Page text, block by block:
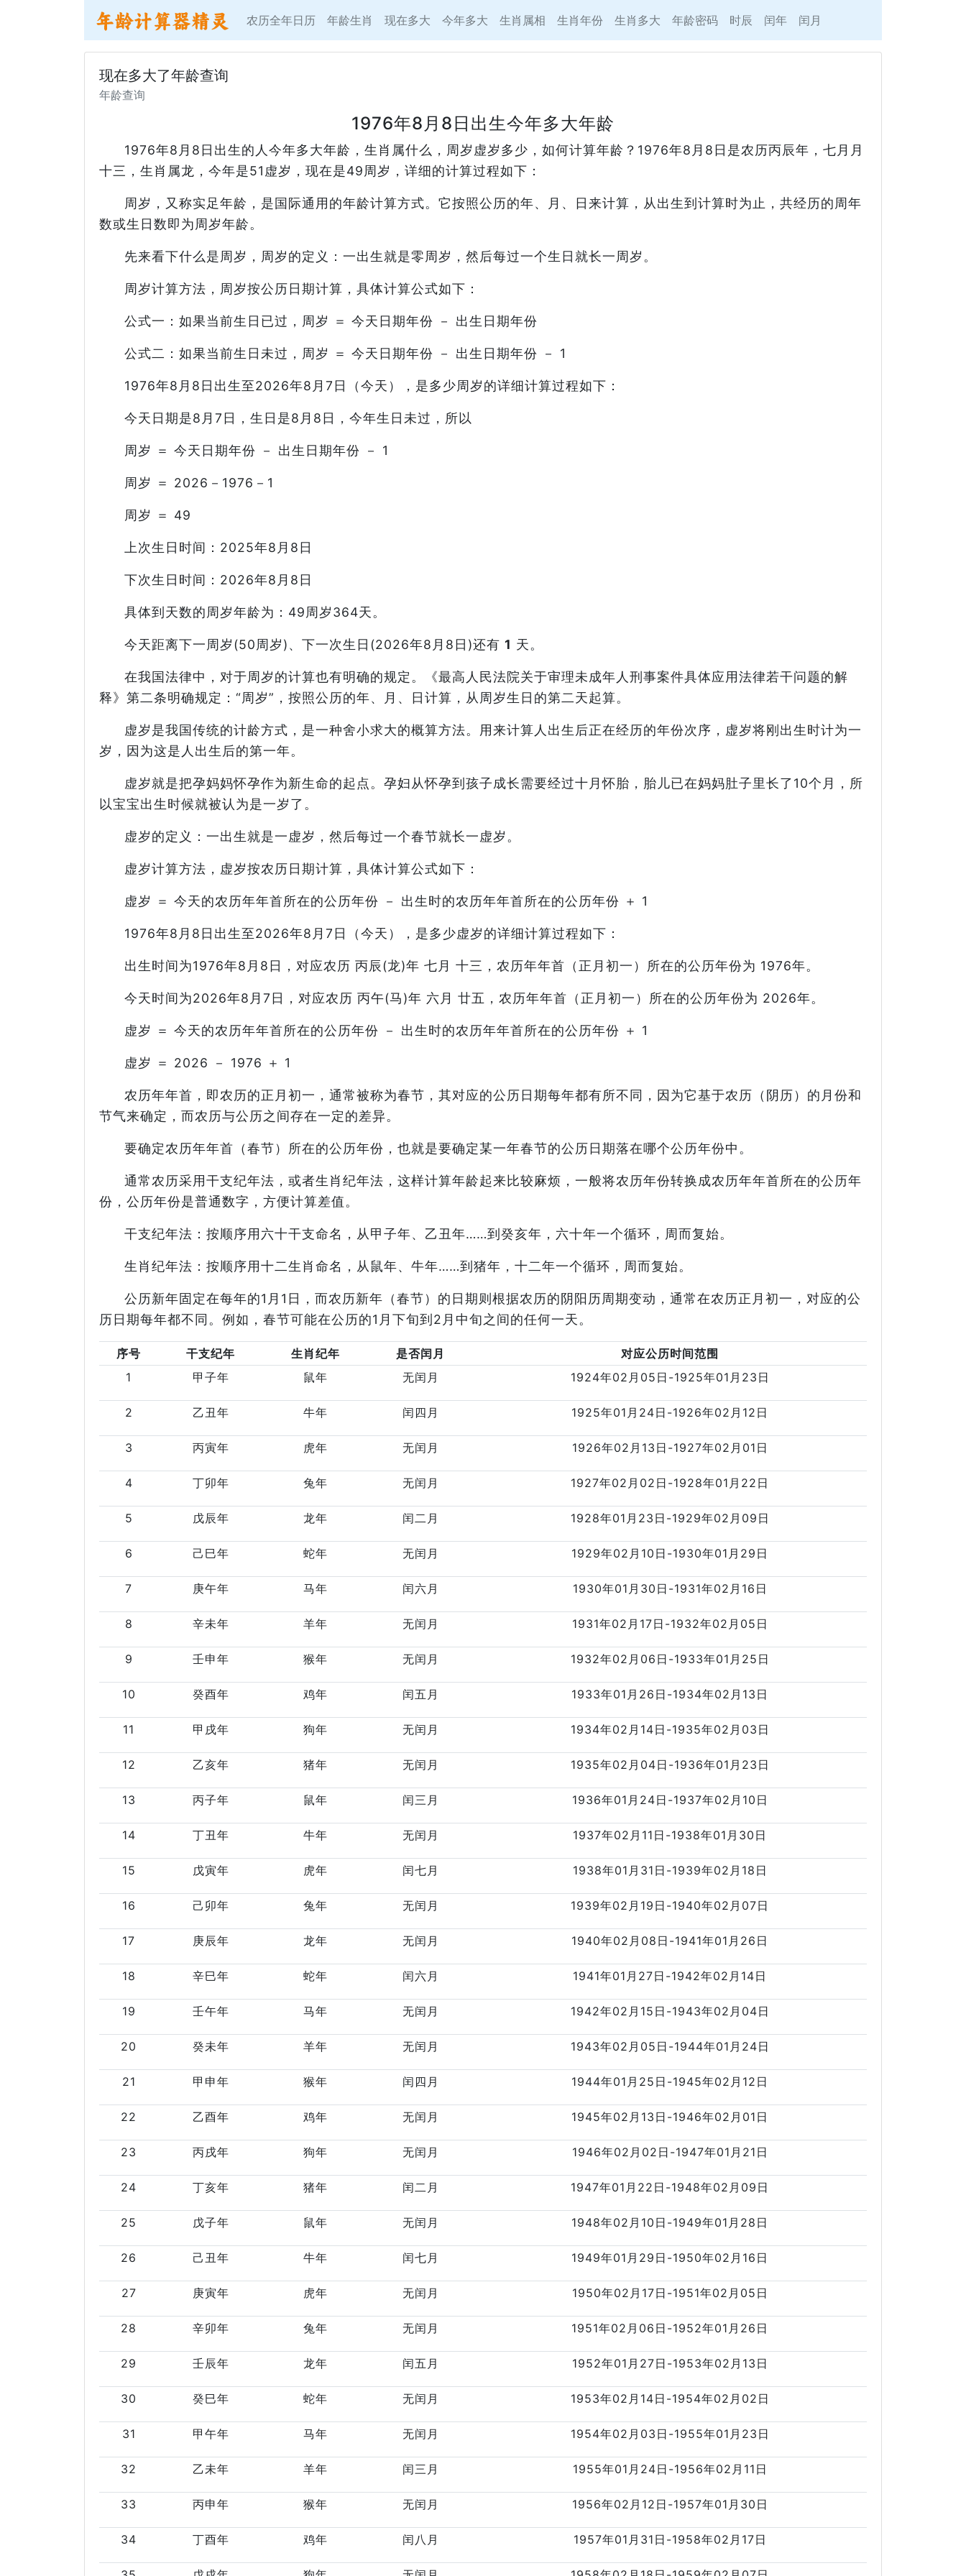
农历全年日历 年龄生肖 现在多大 今年多大 生肖属相 生肖年份 生肖多大 年龄密码 时辰 闰年 闰月
现在多大了年龄查询
年龄查询
1976年8月8日出生今年多大年龄
1976年8月8日出生的人今年多大年龄，生肖属什么，周岁虚岁多少，如何计算年龄？1976年8月8日是农历丙辰年，七月月
十三，生肖属龙，今年是51虚岁，现在是49周岁，详细的计算过程如下：
周岁，又称实足年龄，是国际通用的年龄计算方式。它按照公历的年、月、日来计算，从出生到计算时为止，共经历的周年
数或生日数即为周岁年龄。
先来看下什么是周岁，周岁的定义：一出生就是零周岁，然后每过一个生日就长一周岁。
周岁计算方法，周岁按公历日期计算，具体计算公式如下：
公式一：如果当前生日已过，周岁 ＝ 今天日期年份 － 出生日期年份
公式二：如果当前生日未过，周岁 ＝ 今天日期年份 － 出生日期年份 － 1
1976年8月8日出生至2026年8月7日（今天），是多少周岁的详细计算过程如下：
今天日期是8月7日，生日是8月8日，今年生日未过，所以
周岁 ＝ 今天日期年份 － 出生日期年份 － 1
周岁 ＝ 2026－1976－1
周岁 ＝ 49
上次生日时间：2025年8月8日
下次生日时间：2026年8月8日
具体到天数的周岁年龄为：49周岁364天。
今天距离下一周岁(50周岁)、下一次生日(2026年8月8日)还有1 天。
在我国法律中，对于周岁的计算也有明确的规定。《最高人民法院关于审理未成年人刑事案件具体应用法律若干问题的解
释》第二条明确规定：“周岁”，按照公历的年、月、日计算，从周岁生日的第二天起算。
虚岁是我国传统的计龄方式，是一种舍小求大的概算方法。用来计算人出生后正在经历的年份次序，虚岁将刚出生时计为一
岁，因为这是人出生后的第一年。
虚岁就是把孕妈妈怀孕作为新生命的起点。孕妇从怀孕到孩子成长需要经过十月怀胎，胎儿已在妈妈肚子里长了10个月，所
以宝宝出生时候就被认为是一岁了。
虚岁的定义：一出生就是一虚岁，然后每过一个春节就长一虚岁。
虚岁计算方法，虚岁按农历日期计算，具体计算公式如下：
虚岁 ＝ 今天的农历年年首所在的公历年份 － 出生时的农历年年首所在的公历年份 ＋ 1
1976年8月8日出生至2026年8月7日（今天），是多少虚岁的详细计算过程如下：
出生时间为1976年8月8日，对应农历 丙辰(龙)年 七月 十三，农历年年首（正月初一）所在的公历年份为 1976年。
今天时间为2026年8月7日，对应农历 丙午(马)年 六月 廿五，农历年年首（正月初一）所在的公历年份为 2026年。
虚岁 ＝ 今天的农历年年首所在的公历年份 － 出生时的农历年年首所在的公历年份 ＋ 1
虚岁 ＝ 2026 － 1976 ＋ 1
农历年年首，即农历的正月初一，通常被称为春节，其对应的公历日期每年都有所不同，因为它基于农历（阴历）的月份和
节气来确定，而农历与公历之间存在一定的差异。
要确定农历年年首（春节）所在的公历年份，也就是要确定某一年春节的公历日期落在哪个公历年份中。
通常农历采用干支纪年法，或者生肖纪年法，这样计算年龄起来比较麻烦，一般将农历年份转换成农历年年首所在的公历年
份，公历年份是普通数字，方便计算差值。
干支纪年法：按顺序用六十干支命名，从甲子年、乙丑年……到癸亥年，六十年一个循环，周而复始。
生肖纪年法：按顺序用十二生肖命名，从鼠年、牛年……到猪年，十二年一个循环，周而复始。
公历新年固定在每年的1月1日，而农历新年（春节）的日期则根据农历的阴阳历周期变动，通常在农历正月初一，对应的公
历日期每年都不同。例如，春节可能在公历的1月下旬到2月中旬之间的任何一天。
序号 干支纪年 生肖纪年 是否闰月
对应公历时间范围
1
甲子年 鼠年 无闰月 1924年02月05日-1925年01月23日
2 乙丑年 牛年 闰四月 1925年01月24日-1926年02月12日
3 丙寅年 虎年 无闰月 1926年02月13日-1927年02月01日
4 丁卯年 兔年 无闰月 1927年02月02日-1928年01月22日
5 戊辰年 龙年 闰二月 1928年01月23日-1929年02月09日
6 己巳年 蛇年 无闰月 1929年02月10日-1930年01月29日
7 庚午年 马年 闰六月 1930年01月30日-1931年02月16日
8 辛未年 羊年 无闰月 1931年02月17日-1932年02月05日
9 壬申年 猴年 无闰月 1932年02月06日-1933年01月25日
10 癸酉年 鸡年 闰五月 1933年01月26日-1934年02月13日
11 甲戌年 狗年 无闰月 1934年02月14日-1935年02月03日
12 乙亥年 猪年 无闰月 1935年02月04日-1936年01月23日
13 丙子年 鼠年 闰三月 1936年01月24日-1937年02月10日
14 丁丑年 牛年 无闰月 1937年02月11日-1938年01月30日
15 戊寅年 虎年 闰七月 1938年01月31日-1939年02月18日
16 己卯年 兔年 无闰月 1939年02月19日-1940年02月07日
17 庚辰年 龙年 无闰月 1940年02月08日-1941年01月26日
18 辛巳年 蛇年 闰六月 1941年01月27日-1942年02月14日
19 壬午年 马年 无闰月 1942年02月15日-1943年02月04日
20 癸未年 羊年 无闰月 1943年02月05日-1944年01月24日
21 甲申年 猴年 闰四月 1944年01月25日-1945年02月12日
22 乙酉年 鸡年 无闰月 1945年02月13日-1946年02月01日
23 丙戌年 狗年 无闰月 1946年02月02日-1947年01月21日
24 丁亥年 猪年 闰二月 1947年01月22日-1948年02月09日
25 戊子年 鼠年 无闰月 1948年02月10日-1949年01月28日
26 己丑年 牛年 闰七月 1949年01月29日-1950年02月16日
27 庚寅年 虎年 无闰月 1950年02月17日-1951年02月05日
28 辛卯年 兔年 无闰月 1951年02月06日-1952年01月26日
29 壬辰年 龙年 闰五月 1952年01月27日-1953年02月13日
30 癸巳年 蛇年 无闰月 1953年02月14日-1954年02月02日
31 甲午年 马年 无闰月 1954年02月03日-1955年01月23日
32 乙未年 羊年 闰三月 1955年01月24日-1956年02月11日
33 丙申年 猴年 无闰月 1956年02月12日-1957年01月30日
34 丁酉年 鸡年 闰八月 1957年01月31日-1958年02月17日